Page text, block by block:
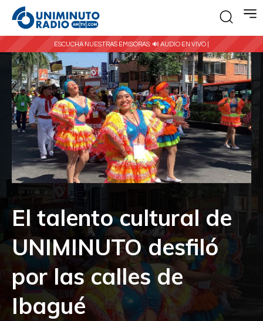
ESCUCHA NUESTRAS EMISORAS: 🔊 AUDIO EN VIVO |
El talento cultural de
UNIMINUTO desfiló
por las calles de
Ibagué